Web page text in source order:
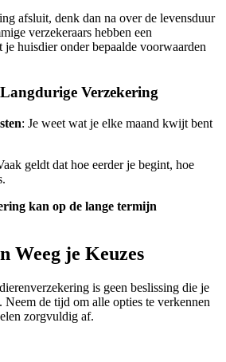
afsluit, denk dan na over de levensduur
verzekeraars hebben een
je huisdier onder bepaalde voorwaarden
Verzekering
: Je weet wat je elke maand kwijt bent
geldt dat hoe eerder je begint, hoe
kan op de lange termijn
Weeg je Keuzes
is geen beslissing die je
de tijd om alle opties te verkennen
zorgvuldig af.